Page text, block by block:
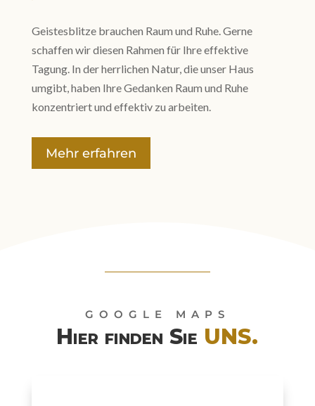
Geistesblitze brauchen Raum und Ruhe. Gerne
schaffen wir diesen Rahmen für Ihre effektive
Tagung. In der herrlichen Natur, die unser Haus
umgibt, haben Ihre Gedanken Raum und Ruhe
konzentriert und effektiv zu arbeiten.
Mehr erfahren
GOOGLE MAPS
Hier finden Sie UNS.